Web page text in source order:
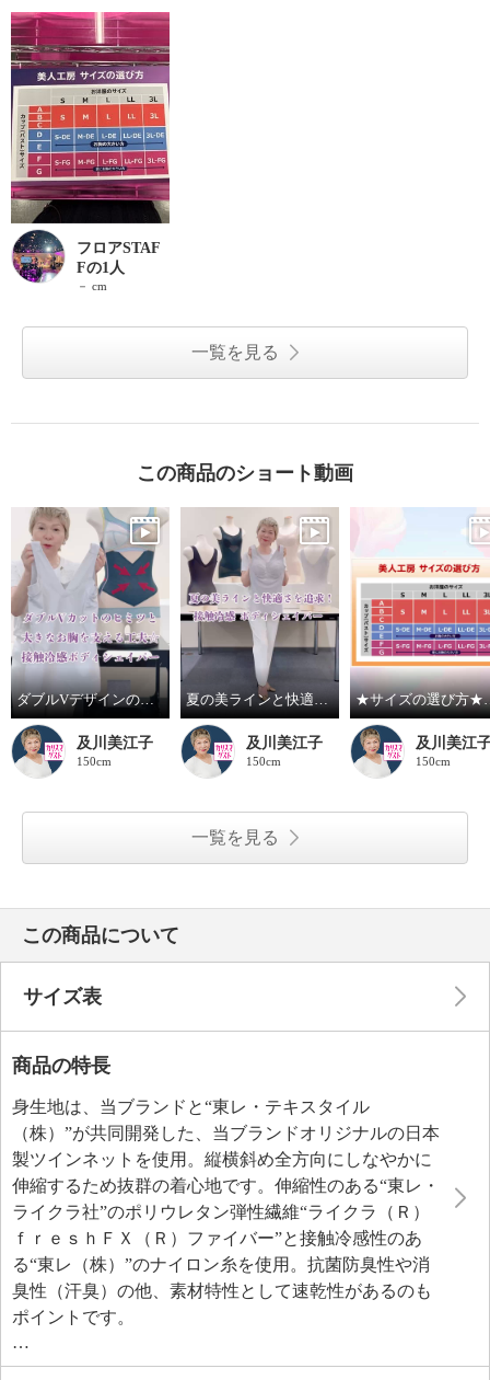
フロアSTAF
Fの1人
－ cm
一覧を見る
この商品のショート動画
ダブルVデザインのヒミツと大きなお胸を支える工夫 接触冷感ボディシェイパー
及川美江子
150cm
夏の美ラインと快適さを追求！接触冷感ボディシェイパー
及川美江子
150cm
★サイズの選
及川美江
150cm
一覧を見る
この商品について
サイズ表
商品の特長
身生地は、当ブランドと“東レ・テキスタイル
（株）”が共同開発した、当ブランドオリジナルの日本
製ツインネットを使用。縦横斜め全方向にしなやかに
伸縮するため抜群の着心地です。伸縮性のある“東レ・
ライクラ社”のポリウレタン弾性繊維“ライクラ（Ｒ）
ｆｒｅｓｈＦＸ（Ｒ）ファイバー”と接触冷感性のあ
る“東レ（株）”のナイロン糸を使用。抗菌防臭性や消
臭性（汗臭）の他、素材特性として速乾性があるのも
ポイントです。
後ろ上部のデザインをＶラインへアップデート。前後
の胸元と後上部をともにＶラインで仕上げた「ダブル